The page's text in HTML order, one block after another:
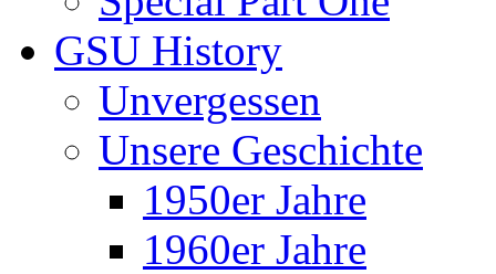
GSU History
Unvergessen
Unsere Geschichte
1950er Jahre
1960er Jahre